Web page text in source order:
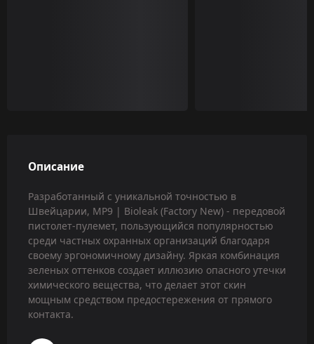
Описание
Разработанный с уникальной точностью в
Швейцарии, MP9 | Bioleak (Factory New) - передовой
пистолет-пулемет, пользующийся популярностью
среди частных охранных организаций благодаря
своему эргономичному дизайну. Яркая комбинация
зеленых оттенков создает иллюзию опасного утечки
химического вещества, что делает этот скин
мощным средством предостережения от прямого
контакта.